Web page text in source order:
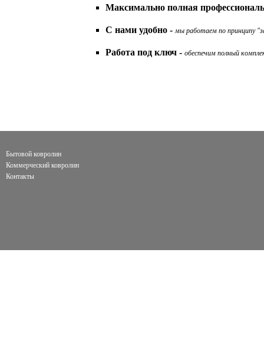
Максимально полная
С нами удобно - мы работаем по принципу
Работа под ключ - обеспечим полный
Бытовой ковролин
Коммерческий ковролин
Контакты